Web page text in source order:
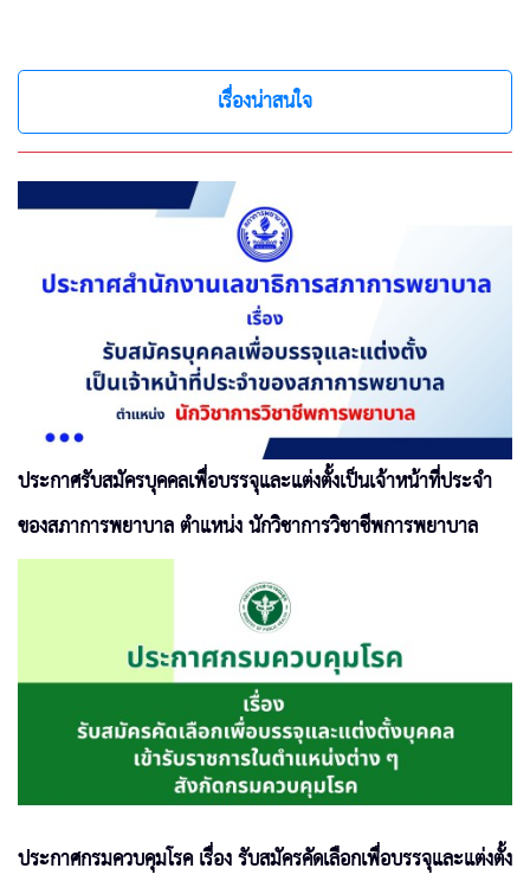
เรื่องน่าสนใจ
ประกาศรับสมัครบุคคลเพื่อบรรจุและแต่งตั้งเป็นเจ้าหน้าที่ประจำ
ของสภาการพยาบาล ตำแหน่ง นักวิชาการวิชาชีพการพยาบาล
ประกาศกรมควบคุมโรค เรื่อง รับสมัครคัดเลือกเพื่อบรรจุและแต่งตั้ง